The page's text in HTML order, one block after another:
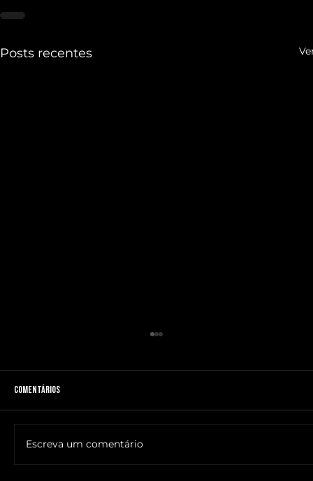
Posts recentes
Comentários
Escreva um comentário